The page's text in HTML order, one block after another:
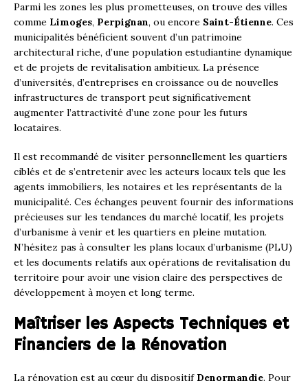
Parmi les zones les plus prometteuses, on trouve des villes
comme Limoges, Perpignan, ou encore Saint-Étienne. Ces
municipalités bénéficient souvent d’un patrimoine
architectural riche, d’une population estudiantine dynamique
et de projets de revitalisation ambitieux. La présence
d’universités, d’entreprises en croissance ou de nouvelles
infrastructures de transport peut significativement
augmenter l’attractivité d’une zone pour les futurs
locataires.
Il est recommandé de visiter personnellement les quartiers
ciblés et de s’entretenir avec les acteurs locaux tels que les
agents immobiliers, les notaires et les représentants de la
municipalité. Ces échanges peuvent fournir des informations
précieuses sur les tendances du marché locatif, les projets
d’urbanisme à venir et les quartiers en pleine mutation.
N’hésitez pas à consulter les plans locaux d’urbanisme (PLU)
et les documents relatifs aux opérations de revitalisation du
territoire pour avoir une vision claire des perspectives de
développement à moyen et long terme.
Maîtriser les Aspects Techniques et
Financiers de la Rénovation
La rénovation est au cœur du dispositif Denormandie. Pour